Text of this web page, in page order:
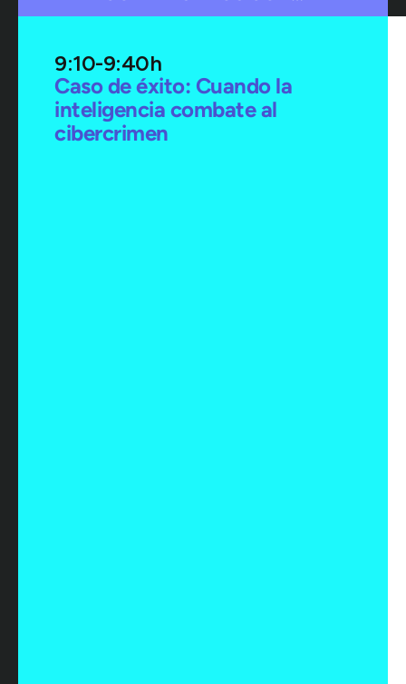
9:10-9:40h
Caso de éxito: Cuando la
inteligencia combate al
cibercrimen